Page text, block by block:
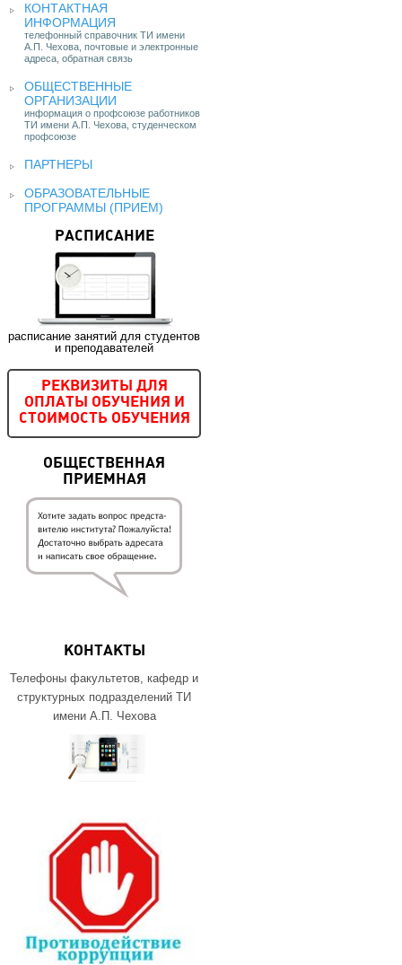
КОНТАКТНАЯ
ИНФОРМАЦИЯ
телефонный справочник ТИ имени
А.П. Чехова, почтовые и электронные
адреса, обратная связь
ОБЩЕСТВЕННЫЕ
ОРГАНИЗАЦИИ
информация о профсоюзе работников
ТИ имени А.П. Чехова, студенческом
профсоюзе
ПАРТНЕРЫ
ОБРАЗОВАТЕЛЬНЫЕ
ПРОГРАММЫ (ПРИЕМ)
РАСПИСАНИЕ
расписание занятий для студентов
и преподавателей
РЕКВИЗИТЫ ДЛЯ
ОПЛАТЫ ОБУЧЕНИЯ И
СТОИМОСТЬ ОБУЧЕНИЯ
ОБЩЕСТВЕННАЯ
ПРИЕМНАЯ
КОНТАКТЫ
Телефоны факультетов, кафедр и
структурных подразделений ТИ
имени А.П. Чехова